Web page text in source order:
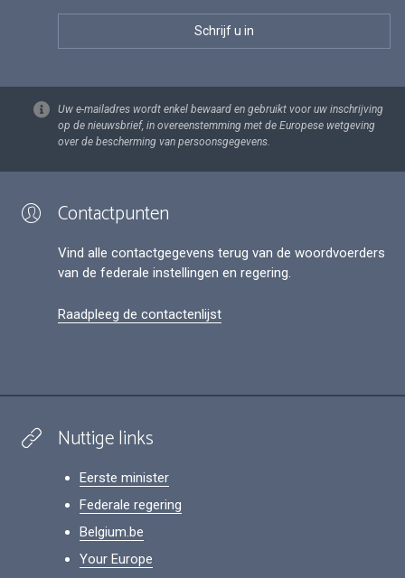
Uw e-mailadres wordt enkel bewaard en gebruikt voor uw inschrijving
op de nieuwsbrief, in overeenstemming met de Europese wetgeving
over de bescherming van persoonsgegevens.
Contactpunten
Vind alle contactgegevens terug van de woordvoerders
van de federale instellingen en regering.
Raadpleeg de contactenlijst
Nuttige links
Eerste minister
Federale regering
Belgium.be
Your Europe